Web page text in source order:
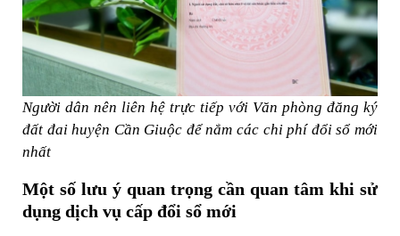
Người dân nên liên hệ trực tiếp với Văn phòng đăng ký
đất đai huyện Cần Giuộc để nắm các chi phí đổi sổ mới
nhất
Một số lưu ý quan trọng cần quan tâm khi sử
dụng dịch vụ cấp đổi sổ mới